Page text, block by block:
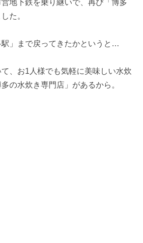
地下鉄を乗り継いで、再び「博多
た。
」まで戻ってきたかというと…
、お1人様でも気軽に美味しい水炊
の水炊き専門店」があるから。